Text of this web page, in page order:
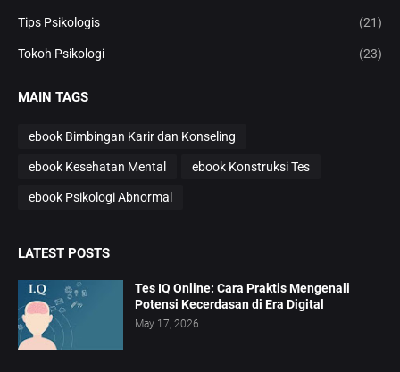
Tips Psikologis (21)
Tokoh Psikologi (23)
MAIN TAGS
ebook Bimbingan Karir dan Konseling
ebook Kesehatan Mental ebook Konstruksi Tes
ebook Psikologi Abnormal
LATEST POSTS
Tes IQ Online: Cara Praktis Mengenali
Potensi Kecerdasan di Era Digital
May 17, 2026